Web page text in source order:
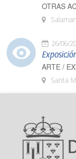
OTRAS
26/06/
ARTE /
Santa